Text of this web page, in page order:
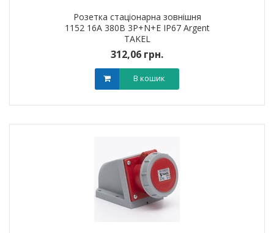
Розетка стаціонарна зовнішня
1152 16А 380В 3Р+N+Е IP67 Argent
TAKEL
312,06 грн.
В кошик